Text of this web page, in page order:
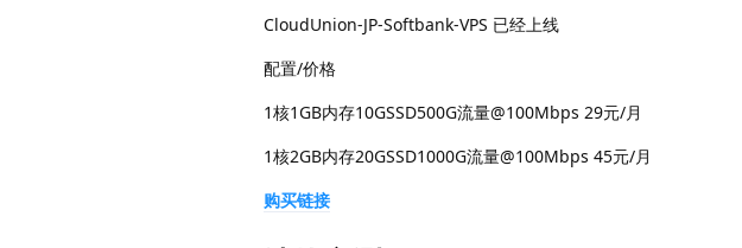
CloudUnion-JP-Softbank-VPS 已经上线
配置/价格
1核1GB内存10GSSD500G流量@100Mbps 29元/月
1核2GB内存20GSSD1000G流量@100Mbps 45元/月
购买链接